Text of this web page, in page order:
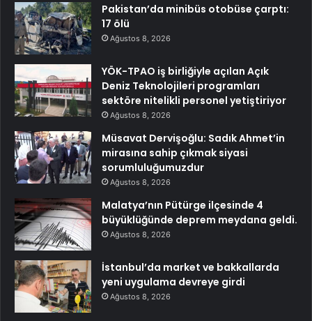
Pakistan’da minibüs otobüse çarptı:
17 ölü
Ağustos 8, 2026
YÖK-TPAO iş birliğiyle açılan Açık
Deniz Teknolojileri programları
sektöre nitelikli personel yetiştiriyor
Ağustos 8, 2026
Müsavat Dervişoğlu: Sadık Ahmet’in
mirasına sahip çıkmak siyasi
sorumluluğumuzdur
Ağustos 8, 2026
Malatya’nın Pütürge ilçesinde 4
büyüklüğünde deprem meydana geldi.
Ağustos 8, 2026
İstanbul’da market ve bakkallarda
yeni uygulama devreye girdi
Ağustos 8, 2026